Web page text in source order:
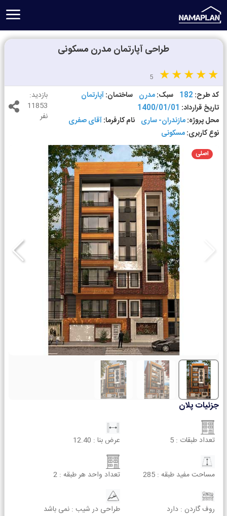
طراحی آپارتمان مدرن مسکونی
5
کد طرح: 182 سبک:مدرن ساختمان:آپارتمان
تاریخ قرارداد: 1400/01/01
محل پروژه:مازندران- ساری نام کارفرما:آقای صفری
نوع کاربری:مسکونی
بازدید:
11853
نفر
اصلی
جزئیات پلان
تعداد طبقات :5 عرض بنا : 12.40
مساحت مفید طبقه :285 تعداد واحد هر طبقه :2
روف گاردن :دارد طراحی در شیب :نمی باشد